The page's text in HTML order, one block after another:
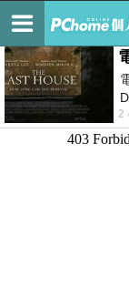
最新文章
2